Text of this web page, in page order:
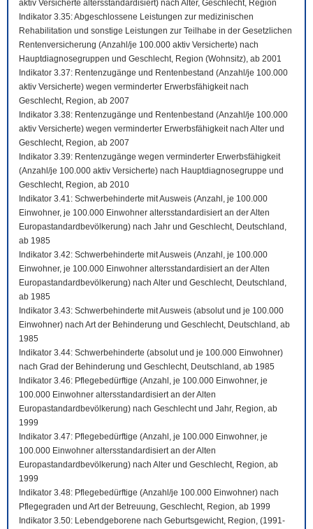
aktiv Versicherte altersstandardisiert) nach Alter, Geschlecht, Region
Indikator 3.35: Abgeschlossene Leistungen zur medizinischen
Rehabilitation und sonstige Leistungen zur Teilhabe in der Gesetzlichen
Rentenversicherung (Anzahl/je 100.000 aktiv Versicherte) nach
Hauptdiagnosegruppen und Geschlecht, Region (Wohnsitz), ab 2001
Indikator 3.37: Rentenzugänge und Rentenbestand (Anzahl/je 100.000
aktiv Versicherte) wegen verminderter Erwerbsfähigkeit nach
Geschlecht, Region, ab 2007
Indikator 3.38: Rentenzugänge und Rentenbestand (Anzahl/je 100.000
aktiv Versicherte) wegen verminderter Erwerbsfähigkeit nach Alter und
Geschlecht, Region, ab 2007
Indikator 3.39: Rentenzugänge wegen verminderter Erwerbsfähigkeit
(Anzahl/je 100.000 aktiv Versicherte) nach Hauptdiagnosegruppe und
Geschlecht, Region, ab 2010
Indikator 3.41: Schwerbehinderte mit Ausweis (Anzahl, je 100.000
Einwohner, je 100.000 Einwohner altersstandardisiert an der Alten
Europastandardbevölkerung) nach Jahr und Geschlecht, Deutschland,
ab 1985
Indikator 3.42: Schwerbehinderte mit Ausweis (Anzahl, je 100.000
Einwohner, je 100.000 Einwohner altersstandardisiert an der Alten
Europastandardbevölkerung) nach Alter und Geschlecht, Deutschland,
ab 1985
Indikator 3.43: Schwerbehinderte mit Ausweis (absolut und je 100.000
Einwohner) nach Art der Behinderung und Geschlecht, Deutschland, ab
1985
Indikator 3.44: Schwerbehinderte (absolut und je 100.000 Einwohner)
nach Grad der Behinderung und Geschlecht, Deutschland, ab 1985
Indikator 3.46: Pflegebedürftige (Anzahl, je 100.000 Einwohner, je
100.000 Einwohner altersstandardisiert an der Alten
Europastandardbevölkerung) nach Geschlecht und Jahr, Region, ab
1999
Indikator 3.47: Pflegebedürftige (Anzahl, je 100.000 Einwohner, je
100.000 Einwohner altersstandardisiert an der Alten
Europastandardbevölkerung) nach Alter und Geschlecht, Region, ab
1999
Indikator 3.48: Pflegebedürftige (Anzahl/je 100.000 Einwohner) nach
Pflegegraden und Art der Betreuung, Geschlecht, Region, ab 1999
Indikator 3.50: Lebendgeborene nach Geburtsgewicht, Region, (1991-